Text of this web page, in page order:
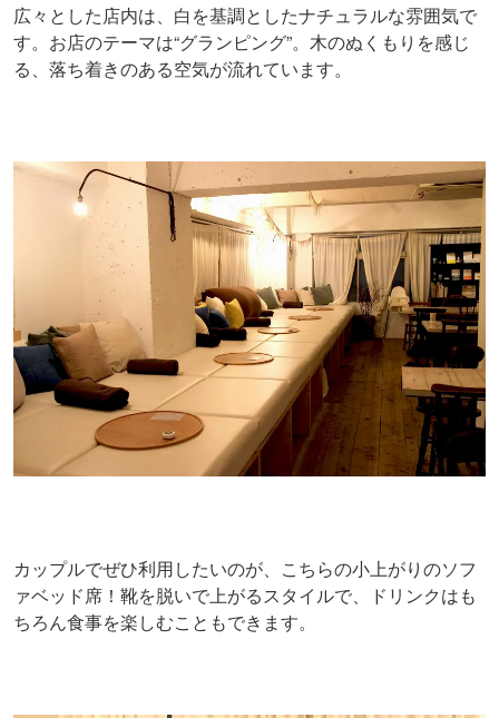
広々とした店内は、白を基調としたナチュラルな雰囲気で
す。お店のテーマは“グランピング”。木のぬくもりを感じ
る、落ち着きのある空気が流れています。
カップルでぜひ利用したいのが、こちらの小上がりのソフ
ァベッド席！靴を脱いで上がるスタイルで、ドリンクはも
ちろん食事を楽しむこともできます。